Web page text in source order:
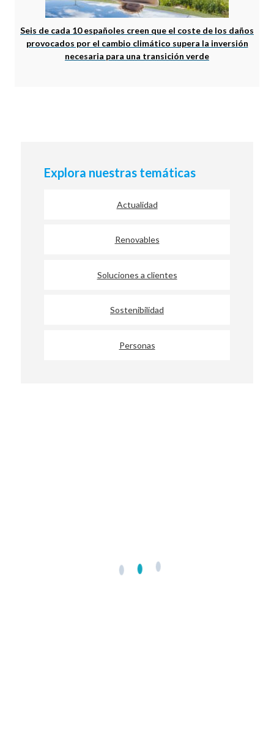
Seis de cada 10 españoles creen que el coste de los daños
provocados por el cambio climático supera la inversión
necesaria para una transición verde
Explora nuestras temáticas
Actualidad
Renovables
Soluciones a clientes
Sostenibilidad
Personas